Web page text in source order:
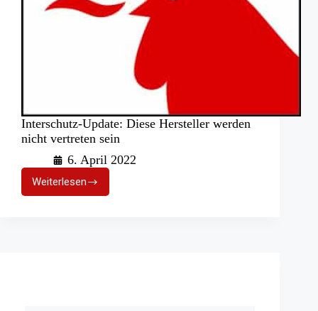
Interschutz-Update: Diese Hersteller werden
nicht vertreten sein
6. April 2022
WeiterlesenInterschutz-
Update: